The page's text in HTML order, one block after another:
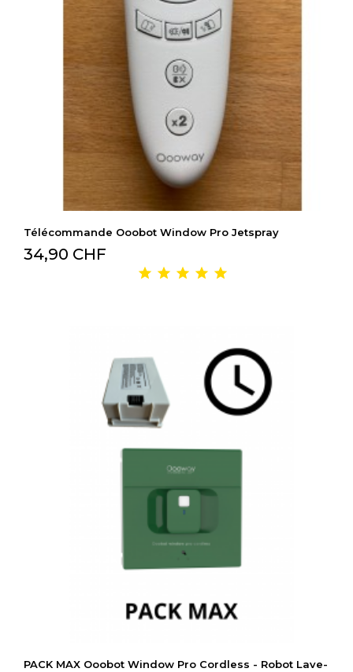
Télécommande Ooobot Window Pro Jetspray
34,90 CHF
PACK MAX Ooobot Window Pro Cordless - Robot Lave-